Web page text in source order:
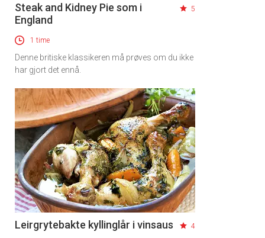
Steak and Kidney Pie som i
England
5
1 time
Denne britiske klassikeren må prøves om du ikke
har gjort det ennå.
Leirgrytebakte kyllinglår i vinsaus 4